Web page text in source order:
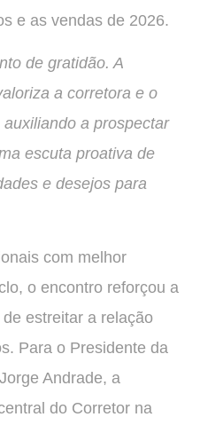
e as vendas de 2026.
de gratidão. A
a corretora e o
a prospectar
escuta proativa de
e desejos para
com melhor
o encontro reforçou a
estreitar a relação
Para o Presidente da
Andrade, a
do Corretor na